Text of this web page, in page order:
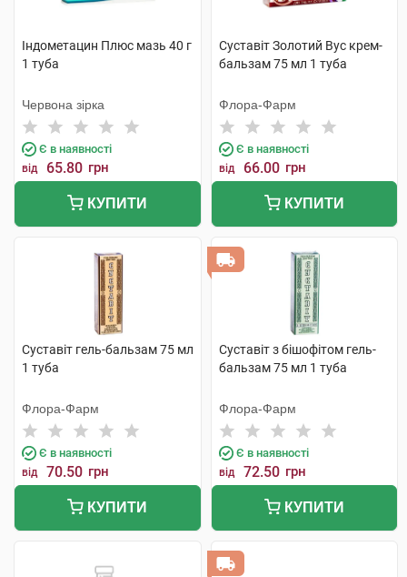
Індометацин Плюс мазь 40 г
1 туба
Червона зірка
Є в наявності
від 65.80 грн
КУПИТИ
Суставіт Золотий Вус крем-
бальзам 75 мл 1 туба
Флора-Фарм
Є в наявності
від 66.00 грн
КУПИТИ
Суставіт гель-бальзам 75 мл
1 туба
Флора-Фарм
Є в наявності
від 70.50 грн
КУПИТИ
Суставіт з бішофітом гель-
бальзам 75 мл 1 туба
Флора-Фарм
Є в наявності
від 72.50 грн
КУПИТИ